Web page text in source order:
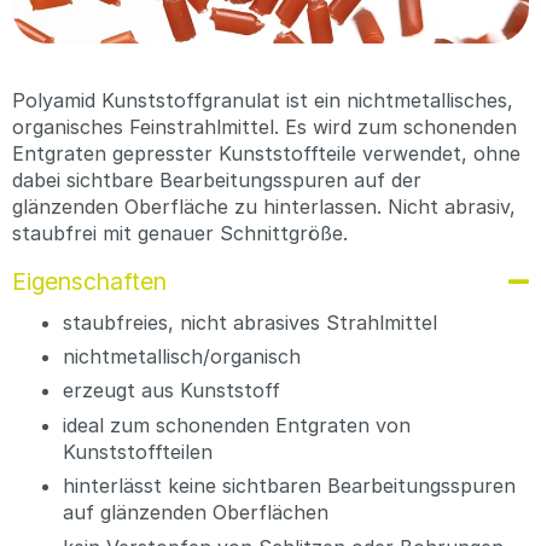
Polyamid Kunststoffgranulat ist ein nichtmetallisches,
organisches Feinstrahlmittel. Es wird zum schonenden
Entgraten gepresster Kunststoffteile verwendet, ohne
dabei sichtbare Bearbeitungsspuren auf der
glänzenden Oberfläche zu hinterlassen. Nicht abrasiv,
staubfrei mit genauer Schnittgröße.
Eigenschaften
staubfreies, nicht abrasives Strahlmittel
nichtmetallisch/organisch
erzeugt aus Kunststoff
ideal zum schonenden Entgraten von
Kunststoffteilen
hinterlässt keine sichtbaren Bearbeitungsspuren
auf glänzenden Oberflächen